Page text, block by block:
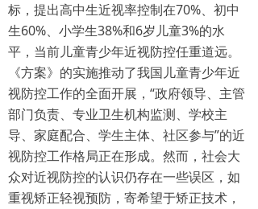
标，提出高中生近视率控制在70%、初中
生60%、小学生38%和6岁儿童3%的水
平，当前儿童青少年近视防控任重道远。
《方案》的实施推动了我国儿童青少年近
视防控工作的全面开展，“政府领导、主管
部门负责、专业卫生机构监测、学校主
导、家庭配合、学生主体、社区参与”的近
视防控工作格局正在形成。然而，社会大
众对近视防控的认识仍存在一些误区，如
重视矫正轻视预防，寄希望于矫正技术，